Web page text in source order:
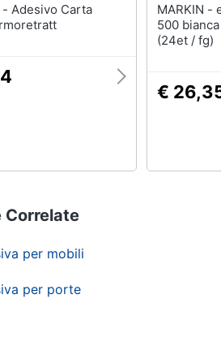
MARKIN - etichetta adesiva c /
500
(24et / fg)
€
Correlate
per mobili
per porte